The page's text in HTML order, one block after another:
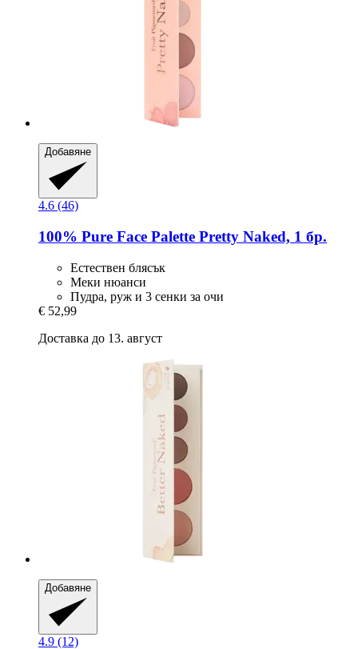
Добавяне
4.6 (46)
100% Pure Face Palette Pretty Naked, 1 бр.
Естествен блясък
Меки нюанси
Пудра, руж и 3 сенки за очи
€ 52,99
Доставка до 13. август
Добавяне
4.9 (12)